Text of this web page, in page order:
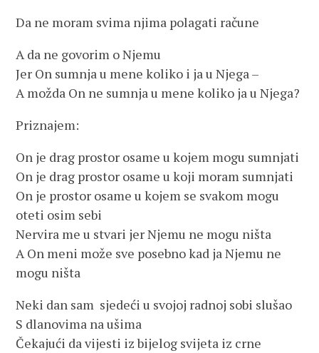
Da ne moram svima njima polagati račune
A da ne govorim o Njemu
Jer On sumnja u mene koliko i ja u Njega –
A možda On ne sumnja u mene koliko ja u Njega?
Priznajem:
On je drag prostor osame u kojem mogu sumnjati
On je drag prostor osame u koji moram sumnjati
On je prostor osame u kojem se svakom mogu
oteti osim sebi
Nervira me u stvari jer Njemu ne mogu ništa
A On meni može sve posebno kad ja Njemu ne
mogu ništa
Neki dan sam sjedeći u svojoj radnoj sobi slušao
S dlanovima na ušima
Čekajući da vijesti iz bijelog svijeta iz crne